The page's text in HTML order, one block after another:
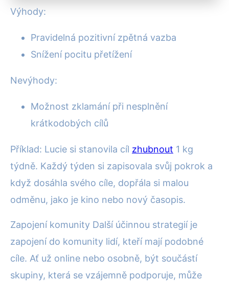
Výhody:
Pravidelná pozitivní zpětná vazba
Snížení pocitu přetížení
Nevýhody:
Možnost zklamání při nesplnění
krátkodobých cílů
Příklad: Lucie si stanovila cíl zhubnout 1 kg
týdně. Každý týden si zapisovala svůj pokrok a
když dosáhla svého cíle, dopřála si malou
odměnu, jako je kino nebo nový časopis.
Zapojení komunity Další účinnou strategií je
zapojení do komunity lidí, kteří mají podobné
cíle. Ať už online nebo osobně, být součástí
skupiny, která se vzájemně podporuje, může